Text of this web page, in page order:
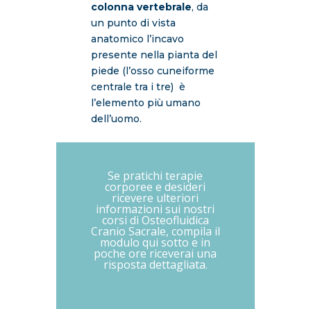
colonna vertebrale, da
un punto di vista
anatomico l’incavo
presente nella pianta del
piede (l’osso cuneiforme
centrale tra i tre) è
l’elemento più umano
dell’uomo.
Se pratichi terapie
corporee e desideri
ricevere ulteriori
informazioni sui nostri
corsi di Osteofluidica
Cranio Sacrale, compila il
modulo qui sotto e in
poche ore riceverai una
risposta dettagliata.